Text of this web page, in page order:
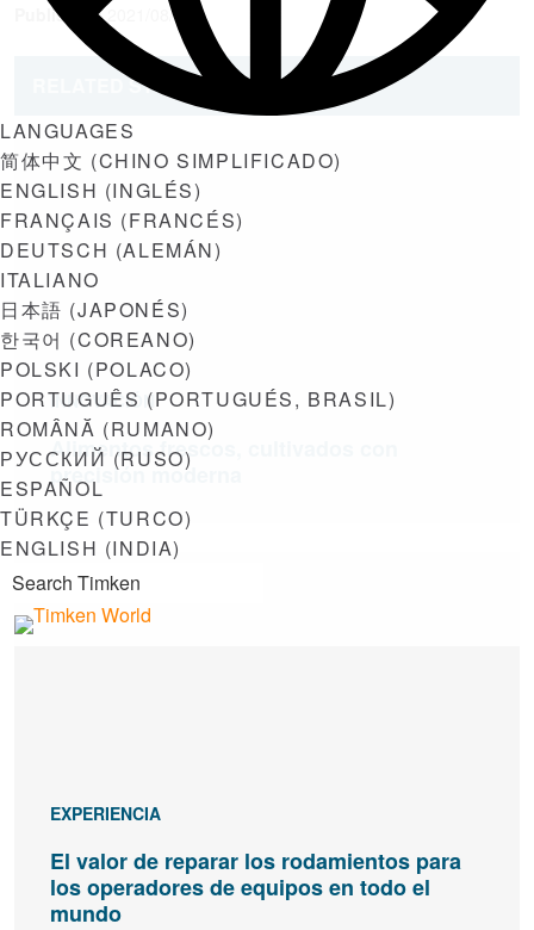
LANGUAGES
简体中文 (CHINO SIMPLIFICADO)
ENGLISH (INGLÉS)
FRANÇAIS (FRANCÉS)
DEUTSCH (ALEMÁN)
ITALIANO
日本語 (JAPONÉS)
한국어 (COREANO)
POLSKI (POLACO)
PORTUGUÊS (PORTUGUÉS, BRASIL)
ROMÂNĂ (RUMANO)
РУССКИЙ (RUSO)
ESPAÑOL
TÜRKÇE (TURCO)
ENGLISH (INDIA)
Published: 2021/08/3
RELATED STORIES
INNOVACIÓN
Alimentos frescos, cultivados con
precisión moderna
EXPERIENCIA
El valor de reparar los rodamientos para
los operadores de equipos en todo el
mundo